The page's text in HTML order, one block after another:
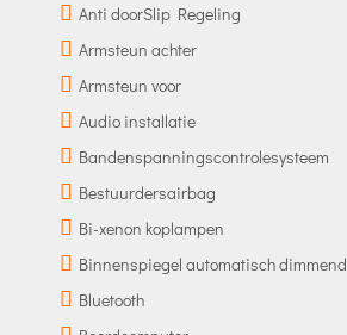
Anti doorSlip Regeling
Armsteun achter
Armsteun voor
Audio installatie
Bandenspanningscontrolesysteem
Bestuurdersairbag
Bi-xenon koplampen
Binnenspiegel automatisch dimmend
Bluetooth